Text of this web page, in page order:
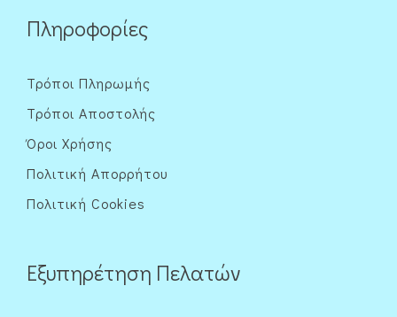
Πληροφορίες
Τρόποι Πληρωμής
Τρόποι Αποστολής
Όροι Χρήσης
Πολιτική Απορρήτου
Πολιτική Cookies
Εξυπηρέτηση Πελατών